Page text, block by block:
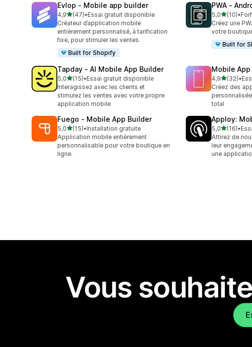
Evlop ‑ Mobile app builder
4,9étoile(s) sur 5
(47)
47 avis au total
•Essai gratuit disponible
Créateur d’application mobile
entièrement personnalisé, à tarification
fixe, pour stimuler les ventes.
Built for Shopify
PWA ‑
5,0étoile(s)
(10)
10 avis au
•
Créez une
votre
Built for
Tapday ‑ AI Mobile App Builder
5,0étoile(s) sur 5
(15)
15 avis au total
•Essai gratuit disponible
Interagissez avec les clients et
stimulez les ventes avec votre propre
application mobile
Mobile
4,9étoile(s)
(32)
32 avis au•
Créez des
total
Fuego ‑ Mobile App Builder
5,0étoile(s) sur 5
(15)
15 avis au total
•Installation gratuite
Application mobile entièrement
personnalisable pour votre boutique en
ligne.
Apploy:
5,0étoile(s)
(16)
16 avis au
•
Attirez de
leur
une
Vous